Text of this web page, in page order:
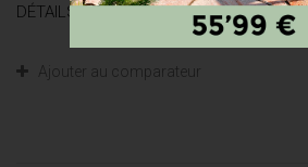
DÉTAILS
Ajouter au comparateur